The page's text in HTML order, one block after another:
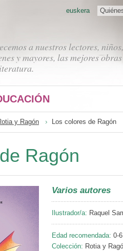
a nuestros lectores, niños,
y mayores, las mejores
euskera
y Ragón Los colores de Ragón
Ragón
Varios autores
Ilustrador/a: Raquel
Edad recomendada: 0-
Colección: Rotia y